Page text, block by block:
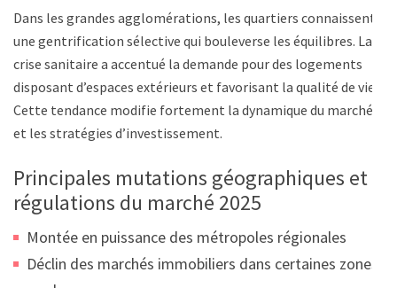
Dans les grandes agglomérations, les quartiers connaissent
une gentrification sélective qui bouleverse les équilibres. La
crise sanitaire a accentué la demande pour des logements
disposant d’espaces extérieurs et favorisant la qualité de vie.
Cette tendance modifie fortement la dynamique du marché
et les stratégies d’investissement.
Principales mutations géographiques et
régulations du marché 2025
Montée en puissance des métropoles régionales
Déclin des marchés immobiliers dans certaines zones